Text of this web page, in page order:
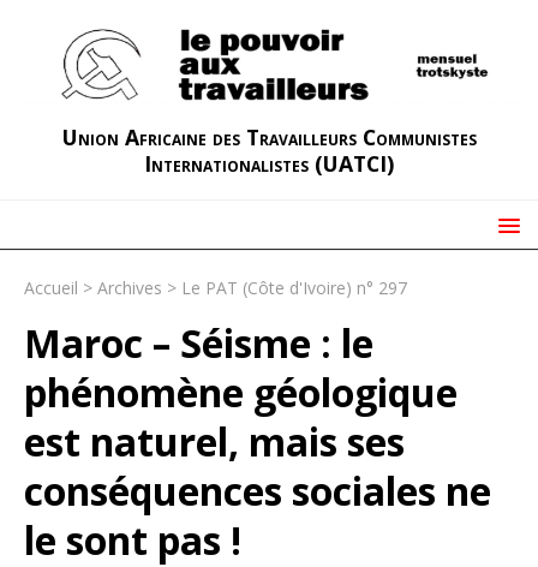
Union Africaine des Travailleurs Communistes
Internationalistes (UATCI)
Accueil > Archives > Le PAT (Côte d'Ivoire) n° 297
Maroc – Séisme : le
phénomène géologique
est naturel, mais ses
conséquences sociales ne
le sont pas !